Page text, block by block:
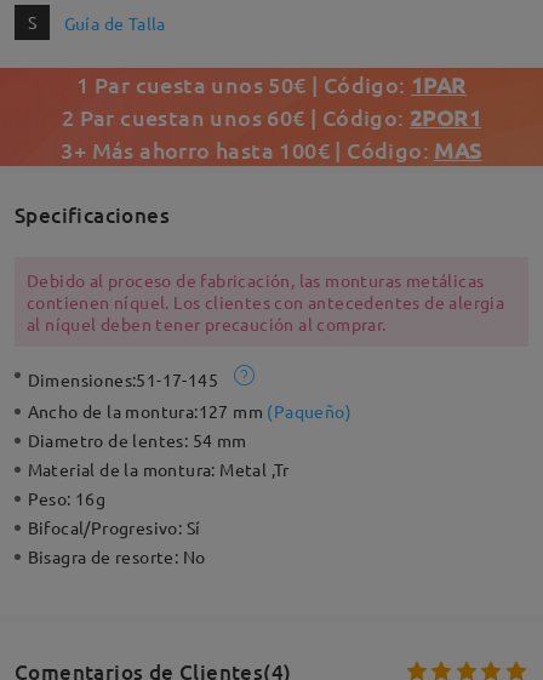
S Guía de Talla
1 Par cuesta unos 50€ | Código: 1PAR
2 Par cuestan unos 60€ | Código: 2POR1
3+ Más ahorro hasta 100€ | Código: MAS
Specificaciones
Debido al proceso de fabricación, las monturas metálicas
contienen níquel. Los clientes con antecedentes de alergia
al níquel deben tener precaución al comprar.
Dimensiones:51-17-145
Ancho de la montura:127 mm (Paqueño)
Diametro de lentes: 54 mm
Material de la montura: Metal ,Tr
Peso: 16g
Bifocal/Progresivo: Sí
Bisagra de resorte: No
Comentarios de Clientes(4)